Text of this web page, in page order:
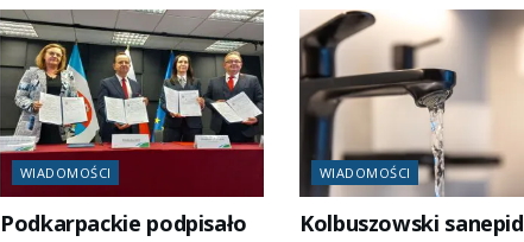
WIADOMOŚCI
Podkarpackie podpisało
WIADOMOŚCI
Kolbuszowski sanepid